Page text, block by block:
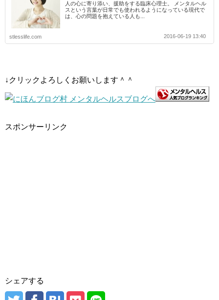
人の心に寄り添い、援助をする臨床心理士。 メンタルヘル
スという言葉が日常でも使われるようになっている現代で
は、心の問題を抱えている人も...
stlesslife.com 2016-06-19 13:40
↓クリックよろしくお願いします＾＾
スポンサーリンク
シェアする